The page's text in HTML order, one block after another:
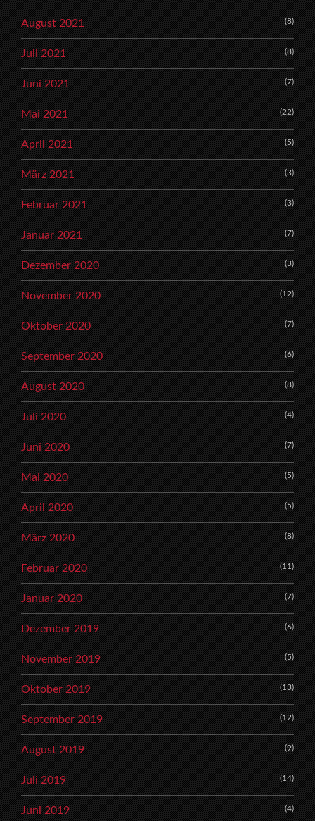
August 2021 (8)
Juli 2021 (8)
Juni 2021 (7)
Mai 2021 (22)
April 2021 (5)
März 2021 (3)
Februar 2021 (3)
Januar 2021 (7)
Dezember 2020 (3)
November 2020 (12)
Oktober 2020 (7)
September 2020 (6)
August 2020 (8)
Juli 2020 (4)
Juni 2020 (7)
Mai 2020 (5)
April 2020 (5)
März 2020 (8)
Februar 2020 (11)
Januar 2020 (7)
Dezember 2019 (6)
November 2019 (5)
Oktober 2019 (13)
September 2019 (12)
August 2019 (9)
Juli 2019 (14)
Juni 2019 (4)